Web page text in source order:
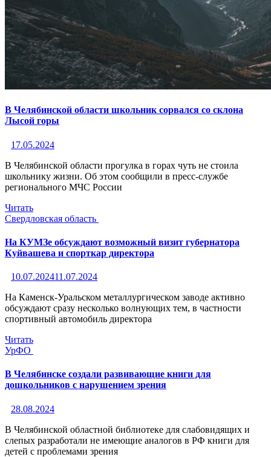
В Челябинской области школьник сорвался со склона
Лысой горы
17.05.2024
В Челябинской области прогулка в горах чуть не стоила
школьнику жизни. Об этом сообщили в пресс-службе
регионального МЧС России
Читать
Свердловская область
На КУМЗе обсуждают возможный визит губернатора
Куйвашева и спорткар директора
10.07.202411.07.2024
На Каменск-Уральском металлургическом заводе активно
обсуждают сразу несколько волнующих тем, в частности
спортивный автомобиль директора
Читать
УрФО
В Челябинске создали развивающие книги для
дошкольников с нарушением зрения
28.08.2024
В Челябинской областной библиотеке для слабовидящих и
слепых разработали не имеющие аналогов в РФ книги для
детей с проблемами зрения